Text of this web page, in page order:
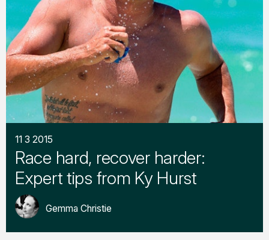
11 3 2015
Race hard, recover harder:
Expert tips from Ky Hurst
Gemma Christie